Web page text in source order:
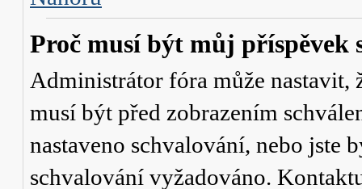
Proč musí být můj příspěvek
Administrátor fóra může nastavit,
musí být před zobrazením
nastaveno schvalování, nebo jste
schvalování vyžadováno.